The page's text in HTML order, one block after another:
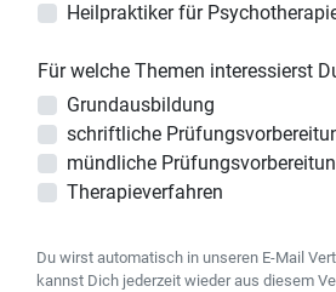
Heilpraktiker für
Für welche Themen interessierst
Grundausbildung
schriftliche
mündliche
Therapieverfahren
Du wirst automatisch in unseren E-Mail
kannst Dich jederzeit wieder aus diesem